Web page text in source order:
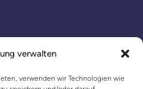
verwalten
verwenden wir Technologien wie